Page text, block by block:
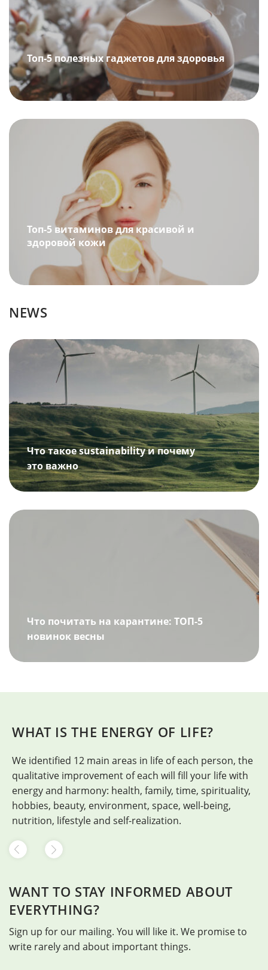
Топ-5 полезных гаджетов для здоровья
Топ-5 витаминов для красивой и
здоровой кожи
NEWS
Что такое sustainability и почему
это важно
Что почитать на карантине: ТОП-5
новинок весны
WHAT IS THE ENERGY OF LIFE?
We identified 12 main areas in life of each person, the
qualitative improvement of each will fill your life with
energy and harmony: health, family, time, spirituality,
hobbies, beauty, environment, space, well-being,
nutrition, lifestyle and self-realization.
WANT TO STAY INFORMED ABOUT
EVERYTHING?
Sign up for our mailing. You will like it. We promise to
write rarely and about important things.